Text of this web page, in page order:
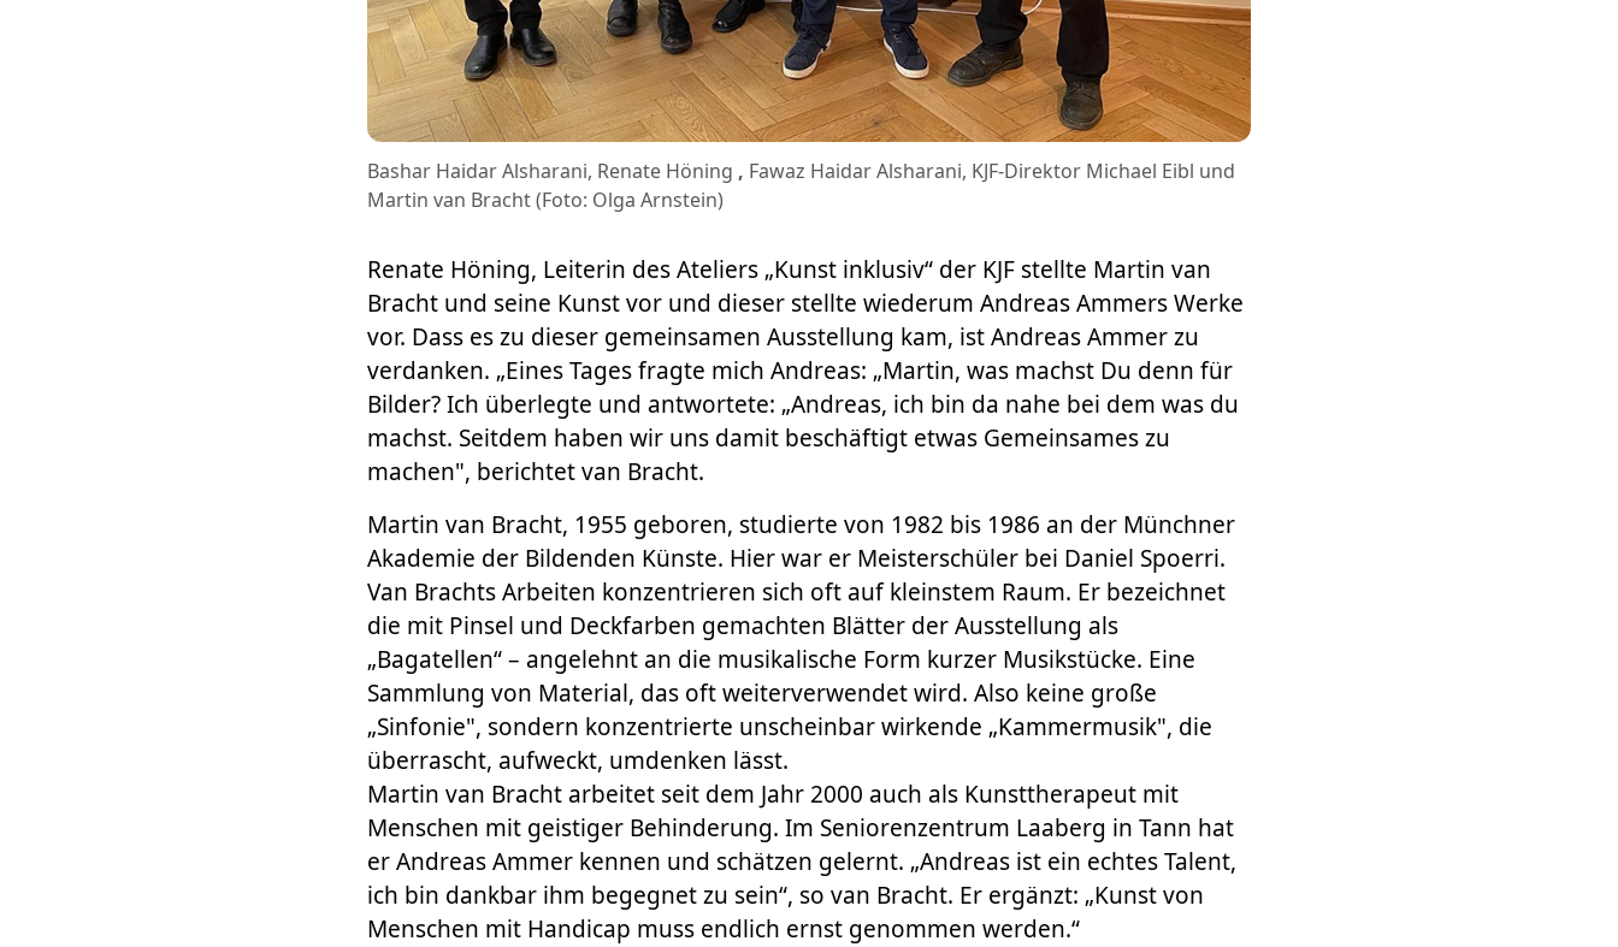
Bashar Haidar Alsharani, Renate Höning , Fawaz Haidar Alsharani, KJF-Direktor Michael Eibl und
Martin van Bracht (Foto: Olga Arnstein)
Renate Höning, Leiterin des Ateliers „Kunst inklusiv“ der KJF stellte Martin van
Bracht und seine Kunst vor und dieser stellte wiederum Andreas Ammers Werke
vor. Dass es zu dieser gemeinsamen Ausstellung kam, ist Andreas Ammer zu
verdanken. „Eines Tages fragte mich Andreas: „Martin, was machst Du denn für
Bilder? Ich überlegte und antwortete: „Andreas, ich bin da nahe bei dem was du
machst. Seitdem haben wir uns damit beschäftigt etwas Gemeinsames zu
machen", berichtet van Bracht.
Martin van Bracht, 1955 geboren, studierte von 1982 bis 1986 an der Münchner
Akademie der Bildenden Künste. Hier war er Meisterschüler bei Daniel Spoerri.
Van Brachts Arbeiten konzentrieren sich oft auf kleinstem Raum. Er bezeichnet
die mit Pinsel und Deckfarben gemachten Blätter der Ausstellung als
„Bagatellen“ – angelehnt an die musikalische Form kurzer Musikstücke. Eine
Sammlung von Material, das oft weiterverwendet wird. Also keine große
„Sinfonie", sondern konzentrierte unscheinbar wirkende „Kammermusik", die
überrascht, aufweckt, umdenken lässt.
Martin van Bracht arbeitet seit dem Jahr 2000 auch als Kunsttherapeut mit
Menschen mit geistiger Behinderung. Im Seniorenzentrum Laaberg in Tann hat
er Andreas Ammer kennen und schätzen gelernt. „Andreas ist ein echtes Talent,
ich bin dankbar ihm begegnet zu sein“, so van Bracht. Er ergänzt: „Kunst von
Menschen mit Handicap muss endlich ernst genommen werden.“